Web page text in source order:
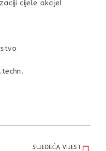
cijele akcije!
SLJEDEĆA VIJEST